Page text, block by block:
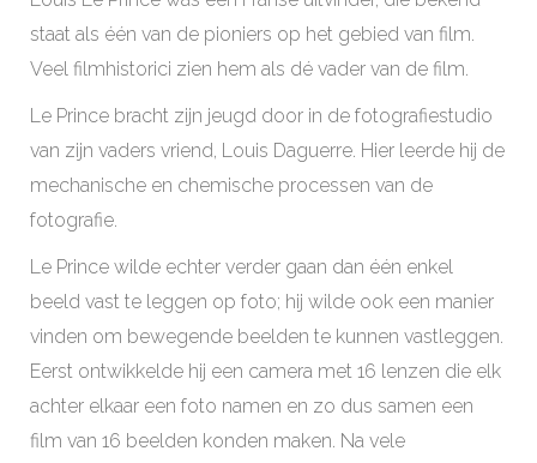
staat als één van de pioniers op het gebied van film.
Veel filmhistorici zien hem als dé vader van de film.
Le Prince bracht zijn jeugd door in de fotografiestudio
van zijn vaders vriend, Louis Daguerre. Hier leerde hij de
mechanische en chemische processen van de
fotografie.
Le Prince wilde echter verder gaan dan één enkel
beeld vast te leggen op foto; hij wilde ook een manier
vinden om bewegende beelden te kunnen vastleggen.
Eerst ontwikkelde hij een camera met 16 lenzen die elk
achter elkaar een foto namen en zo dus samen een
film van 16 beelden konden maken. Na vele